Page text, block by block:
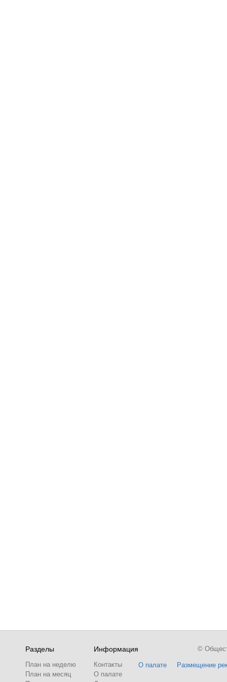
Разделы
План на неделю
План на месяц
Информация
Контакты
О палате
О палате Размещение
©